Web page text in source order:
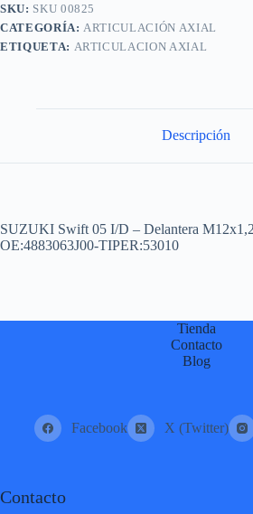
y
equivalentes
cantidad
r
n
a
SKU: SKU 00825
CATEGORÍA: ARTICULACIÓN AXIAL
ETIQUETA: ARTICULACION AXIAL
Descripción
SUZUKI Swift 05 I/D – Delantera
OE:4883063J00-TIPER:53010
Tienda
Contacto
Blog
Facebook X (Twitter)
Contacto